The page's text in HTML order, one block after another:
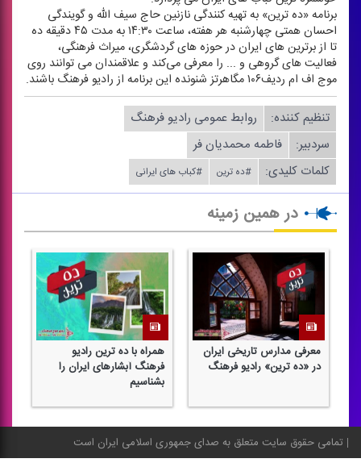
برنامه «ده ترین» به تهیه كنندگی نازنین حاج سیف الله و گویندگی
احسان همتی چهارشنبه هر هفته، ساعت ۱۴:۳۰ به مدت ۴۵ دقیقه ده
تا از برترین های ایران در حوزه های گردشگری، میراث فرهنگی،
فعالیت های گروهی و ... را معرفی می‌كند و علاقمندان می توانند روی
موج اف ام ردیف۱۰۶ مگاهرتز شنونده این برنامه از رادیو فرهنگ باشند.
تنظیم كننده:
روابط عمومی رادیو فرهنگ
سردبیر:
فاطمه محمدیان فر
کلمات کلیدی:
#ده ترین #كباب های ایرانی
در همین زمینه
معرفی مدارس تاریخی ایران
در «ده ترین» رادیو فرهنگ
همراه با ده ترین رادیو
فرهنگ آبشارهای ایران را
بشناسیم
تمامی حقوق سایت متعلق به صدای جمهوری اسلامی ایران است